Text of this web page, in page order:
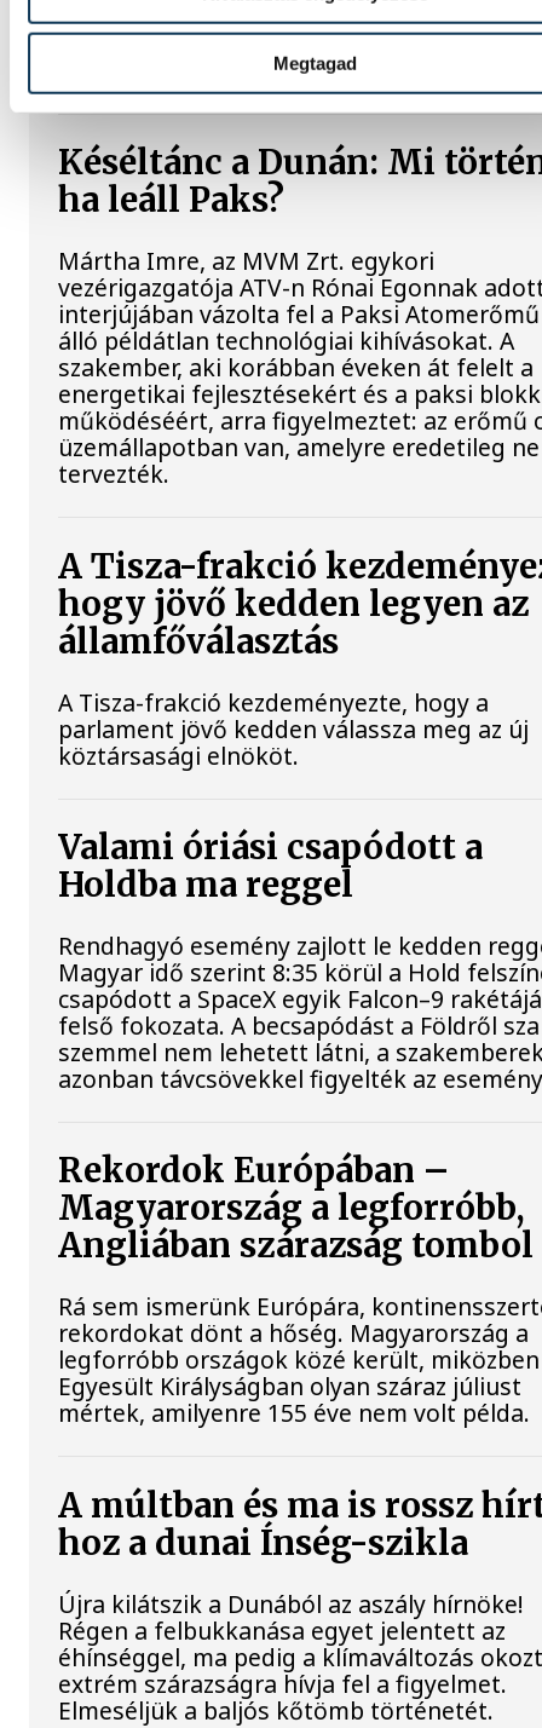
Megtagad
NZ 350-1 motorkerékpárbukkant elő a
Batthyány téri rakpart sziklái alól, máshol
egy közel féltonnás brit akna került elő.
Késéltánc a Dunán: Mi
ha leáll Paks?
Mártha Imre, az MVM Zrt. egykori
vezérigazgatója ATV-n Rónai Egonnak
interjújában vázolta fel a Paksi
álló példátlan technológiai kihívásokat. A
szakember, aki korábban éveken át felelt a
energetikai fejlesztésekért és a paksi
működéséért, arra figyelmeztet: az erőmű
üzemállapotban van, amelyre eredetileg
tervezték.
A Tisza-frakció
hogy jövő kedden legyen az
államfőválasztás
A Tisza-frakció kezdeményezte, hogy a
parlament jövő kedden válassza meg az új
köztársasági elnököt.
Valami óriási csapódott a
Holdba ma reggel
Rendhagyó esemény zajlott le kedden
Magyar idő szerint 8:35 körül a Hold
csapódott a SpaceX egyik Falcon–9
felső fokozata. A becsapódást a Földről
szemmel nem lehetett látni, a
azonban távcsövekkel figyelték az
Rekordok Európában –
Magyarország a legforróbb,
Angliában szárazság tombol
Rá sem ismerünk Európára,
rekordokat dönt a hőség. Magyarország a
legforróbb országok közé került,
Egyesült Királyságban olyan száraz júliust
mértek, amilyenre 155 éve nem volt példa.
A múltban és ma is rossz
hoz a dunai Ínség-szikla
Újra kilátszik a Dunából az aszály hírnöke!
Régen a felbukkanása egyet jelentett az
éhínséggel, ma pedig a klímaváltozás
extrém szárazságra hívja fel a figyelmet.
Elmeséljük a baljós kőtömb történetét.